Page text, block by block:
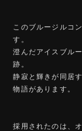
このブルージルコ
す。
澄んだアイスブル
跡。
静寂と輝きが同居
物語があります。
採用されたのは、